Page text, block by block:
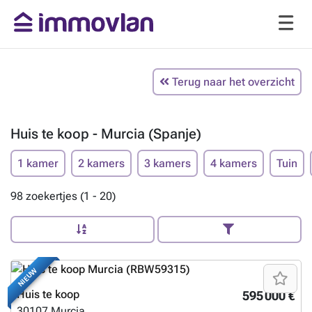
Terug naar het overzicht
Huis te koop - Murcia (Spanje)
1 kamer 2 kamers 3 kamers 4 kamers Tuin
98 zoekertjes (1 - 20)
NIEUW
595 000 €
Huis te koop